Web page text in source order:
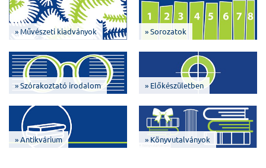
» Művészeti kiadványok » Sorozatok
» Szórakoztató irodalom » Előkészületben
» Antikvárium » Könyvutalványok